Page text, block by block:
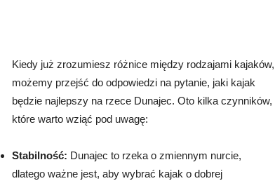
Kiedy już zrozumiesz różnice między rodzajami kajaków,
możemy przejść do odpowiedzi na pytanie, jaki kajak
będzie najlepszy na rzece Dunajec. Oto kilka czynników,
które warto wziąć pod uwagę:
Stabilność: Dunajec to rzeka o zmiennym nurcie,
dlatego ważne jest, aby wybrać kajak o dobrej